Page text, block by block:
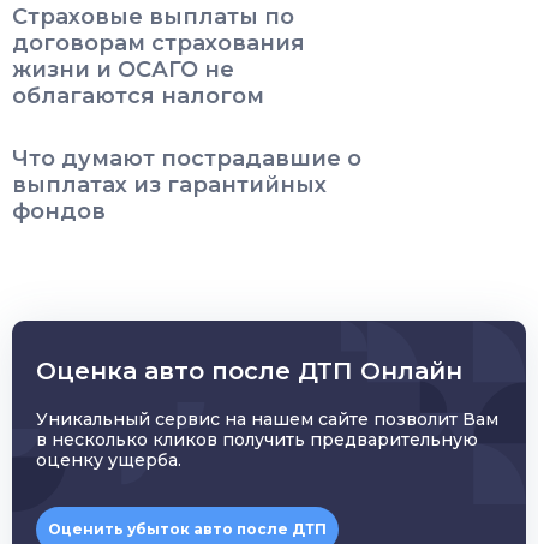
Страховые выплаты по
договорам страхования
жизни и ОСАГО не
облагаются налогом
Что думают пострадавшие о
выплатах из гарантийных
фондов
Оценка авто после ДТП Онлайн
Уникальный сервис на нашем сайте позволит Вам
в несколько кликов получить предварительную
оценку ущерба.
Оценить убыток авто после ДТП